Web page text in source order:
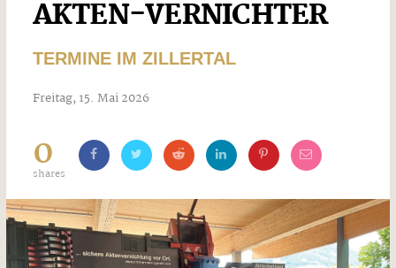
AKTEN-VERNICHTER
TERMINE IM ZILLERTAL
Freitag, 15. Mai 2026
0
shares